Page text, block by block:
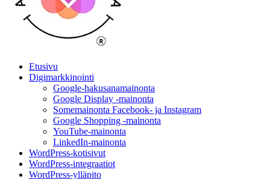
Etusivu
Digimarkkinointi
Google-hakusanamainonta
Google Display -mainonta
Somemainonta Facebook- ja Instagram
Google Shopping -mainonta
YouTube-mainonta
LinkedIn-mainonta
WordPress-kotisivut
WordPress-integraatiot
WordPress-ylläpito